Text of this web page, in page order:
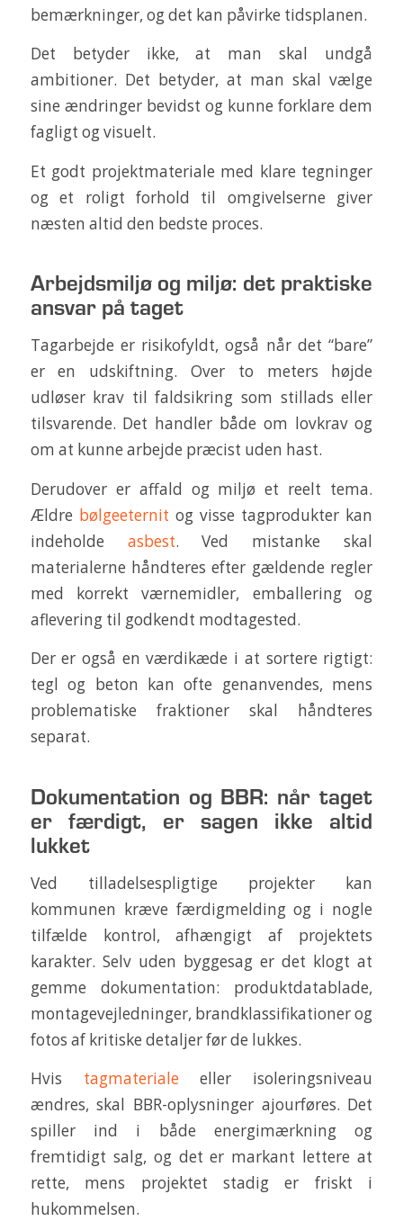
bemærkninger, og det kan påvirke tidsplanen.
Det betyder ikke, at man skal undgå
ambitioner. Det betyder, at man skal vælge
sine ændringer bevidst og kunne forklare dem
fagligt og visuelt.
Et godt projektmateriale med klare tegninger
og et roligt forhold til omgivelserne giver
næsten altid den bedste proces.
Arbejdsmiljø og miljø: det praktiske
ansvar på taget
Tagarbejde er risikofyldt, også når det “bare”
er en udskiftning. Over to meters højde
udløser krav til faldsikring som stillads eller
tilsvarende. Det handler både om lovkrav og
om at kunne arbejde præcist uden hast.
Derudover er affald og miljø et reelt tema.
Ældre bølgeeternit og visse tagprodukter kan
indeholde asbest. Ved mistanke skal
materialerne håndteres efter gældende regler
med korrekt værnemidler, emballering og
aflevering til godkendt modtagested.
Der er også en værdikæde i at sortere rigtigt:
tegl og beton kan ofte genanvendes, mens
problematiske fraktioner skal håndteres
separat.
Dokumentation og BBR: når taget
er færdigt, er sagen ikke altid
lukket
Ved tilladelsespligtige projekter kan
kommunen kræve færdigmelding og i nogle
tilfælde kontrol, afhængigt af projektets
karakter. Selv uden byggesag er det klogt at
gemme dokumentation: produktdatablade,
montagevejledninger, brandklassifikationer og
fotos af kritiske detaljer før de lukkes.
Hvis tagmaterialeeller isoleringsniveau
ændres, skal BBR-oplysninger ajourføres. Det
spiller ind i både energimærkning og
fremtidigt salg, og det er markant lettere at
rette, mens projektet stadig er friskt i
hukommelsen.